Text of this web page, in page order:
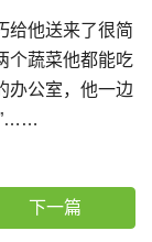
给他送来了很简
个蔬菜他都能吃
办公室，他一边
”……
下一篇